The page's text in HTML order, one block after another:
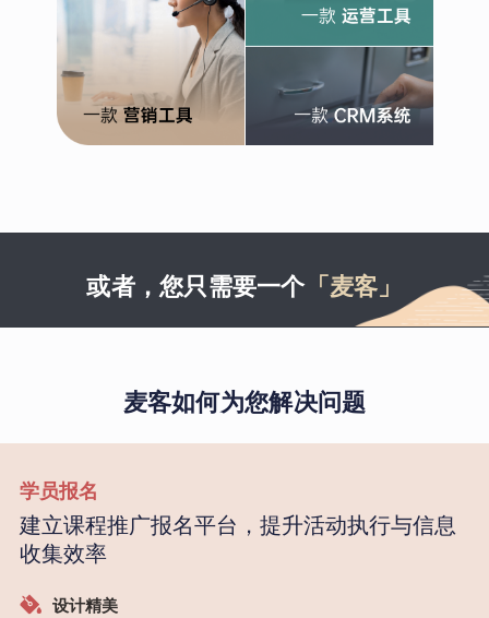
或者，您只需要一个「麦客」
麦客如何为您解决问题
学员报名
建立课程推广报名平台，提升活动执行与信息
收集效率
设计精美